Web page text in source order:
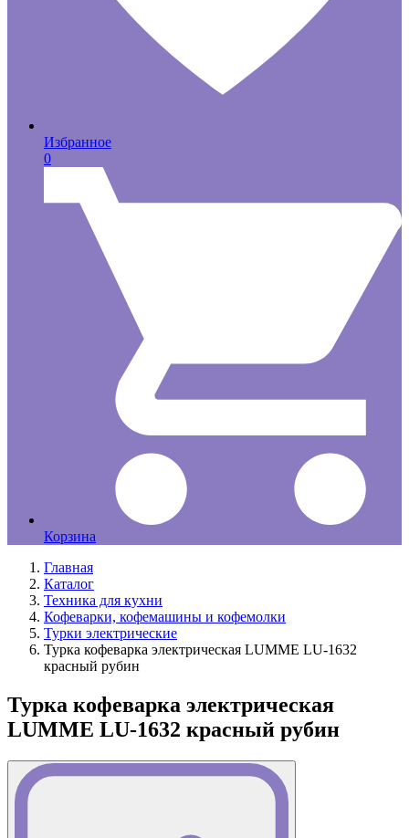
Избранное
0
Корзина
Главная
Каталог
Техника для кухни
Кофеварки, кофемашины и кофемолки
Турки электрические
Турка кофеварка электрическая LUMME LU-1632
красный рубин
Турка кофеварка электрическая
LUMME LU-1632 красный рубин